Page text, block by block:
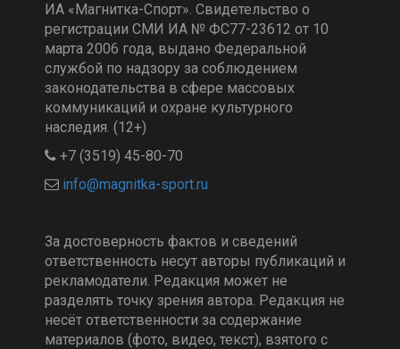
ИА «Магнитка-Спорт». Свидетельство о
регистрации СМИ ИА № ФС77-23612 от 10
марта 2006 года, выдано Федеральной
службой по надзору за соблюдением
законодательства в сфере массовых
коммуникаций и охране культурного
наследия. (12+)
+7 (3519) 45-80-70
За достоверность фактов и сведений
ответственность несут авторы публикаций и
рекламодатели. Редакция может не
разделять точку зрения автора. Редакция не
несёт ответственности за содержание
материалов (фото, видео, текст), взятого с